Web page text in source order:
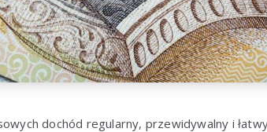
dochód regularny, przewidywalny i